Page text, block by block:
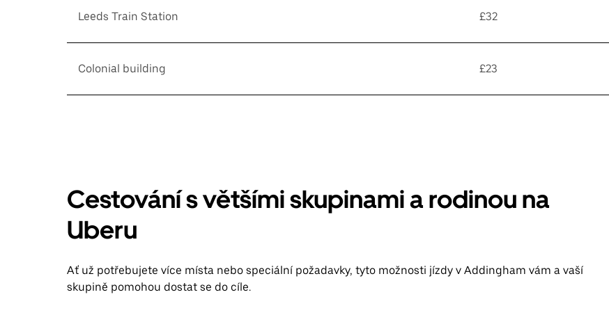
Leeds Train Station £32
Colonial building £23
Cestování s většími skupinami a rodinou na
Uberu
Ať už potřebujete více místa nebo speciální požadavky, tyto možnosti jízdy v Addingham vám a vaší
skupině pomohou dostat se do cíle.